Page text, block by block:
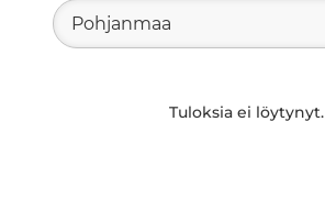
Pohjanmaa
Tuloksia ei löytynyt.